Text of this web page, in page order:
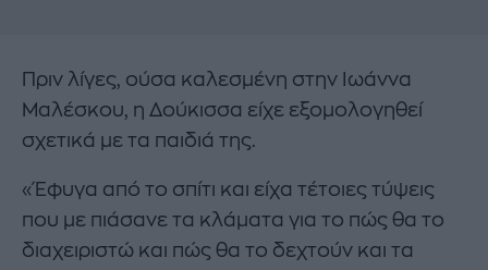
Πριν λίγες, ούσα καλεσμένη στην Ιωάννα
Μαλέσκου, η Δούκισσα είχε εξομολογηθεί
σχετικά με τα παιδιά της.
«Έφυγα από το σπίτι και είχα τέτοιες τύψεις
που με πιάσανε τα κλάματα για το πώς θα το
διαχειριστώ και πώς θα το δεχτούν και τα